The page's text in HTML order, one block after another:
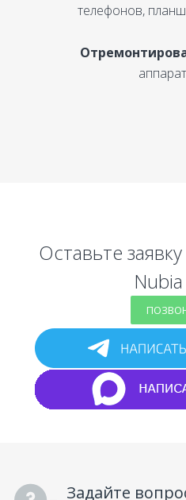
телефонов,
Оставьте
Задайте